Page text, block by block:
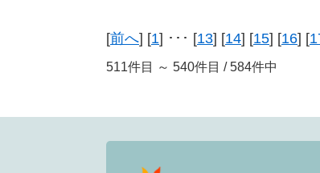
[前へ] [1] ･･･ [13] [14] [15] [16] [
511件目 ～ 540件目 / 584件中